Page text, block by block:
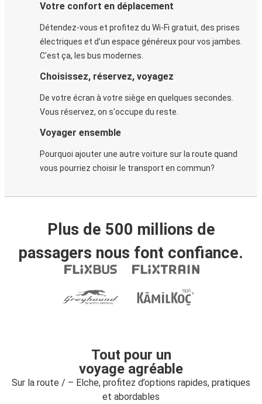
Votre confort en déplacement
Détendez-vous et profitez du Wi-Fi gratuit, des prises
électriques et d’un espace généreux pour vos jambes.
C'est ça, les bus modernes.
Choisissez, réservez, voyagez
De votre écran à votre siège en quelques secondes.
Vous réservez, on s'occupe du reste.
Voyager ensemble
Pourquoi ajouter une autre voiture sur la route quand
vous pourriez choisir le transport en commun?
Plus de 500 millions de
passagers nous font confiance.
Tout pour un
voyage agréable
Sur la route / – Elche, profitez d’options rapides, pratiques
et abordables